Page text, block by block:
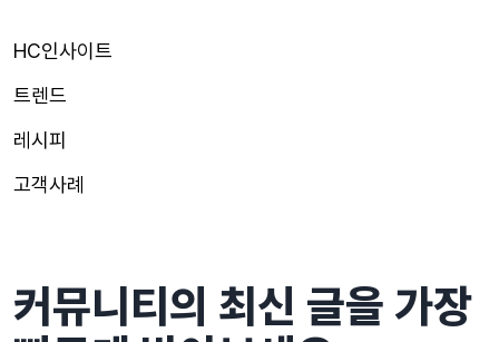
HC인사이트
트렌드
레시피
고객사례
커뮤니티의 최신 글을 가장